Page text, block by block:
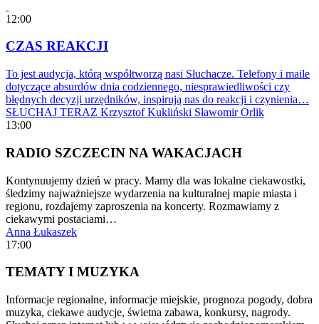
12:00
CZAS REAKCJI
To jest audycja, którą współtworzą nasi Słuchacze. Telefony i maile
dotyczące absurdów dnia codziennego, niesprawiedliwości czy
błędnych decyzji urzędników, inspirują nas do reakcji i czynienia…
SŁUCHAJ TERAZ Krzysztof Kukliński Sławomir Orlik
13:00
RADIO SZCZECIN NA WAKACJACH
Kontynuujemy dzień w pracy. Mamy dla was lokalne ciekawostki,
śledzimy najważniejsze wydarzenia na kulturalnej mapie miasta i
regionu, rozdajemy zaproszenia na koncerty. Rozmawiamy z
ciekawymi postaciami…
Anna Łukaszek
17:00
TEMATY I MUZYKA
Informacje regionalne, informacje miejskie, prognoza pogody, dobra
muzyka, ciekawe audycje, świetna zabawa, konkursy, nagrody.